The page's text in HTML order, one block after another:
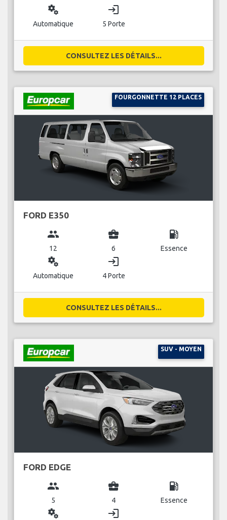
miscellaneous_services
Automatique
login
5 Porte
CONSULTEZ LES DÉTAILS...
FOURGONNETTE 12 PLACES
FORD E350
group
12
business_center
6
local_gas_station
Essence
miscellaneous_services
Automatique
login
4 Porte
CONSULTEZ LES DÉTAILS...
SUV - MOYEN
FORD EDGE
group
5
business_center
4
local_gas_station
Essence
miscellaneous_services login